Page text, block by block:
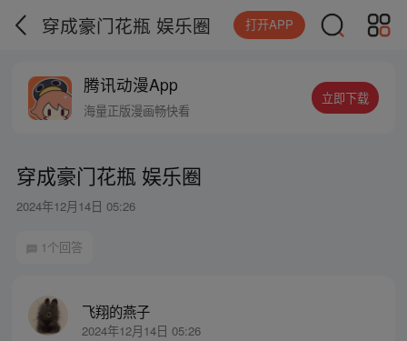
穿成豪门花瓶 娱乐圈 打开APP
腾讯动漫App
海量正版漫画畅快看
立即下载
穿成豪门花瓶 娱乐圈
2024年12月14日 05:26
1个回答
飞翔的燕子
2024年12月14日 05:26